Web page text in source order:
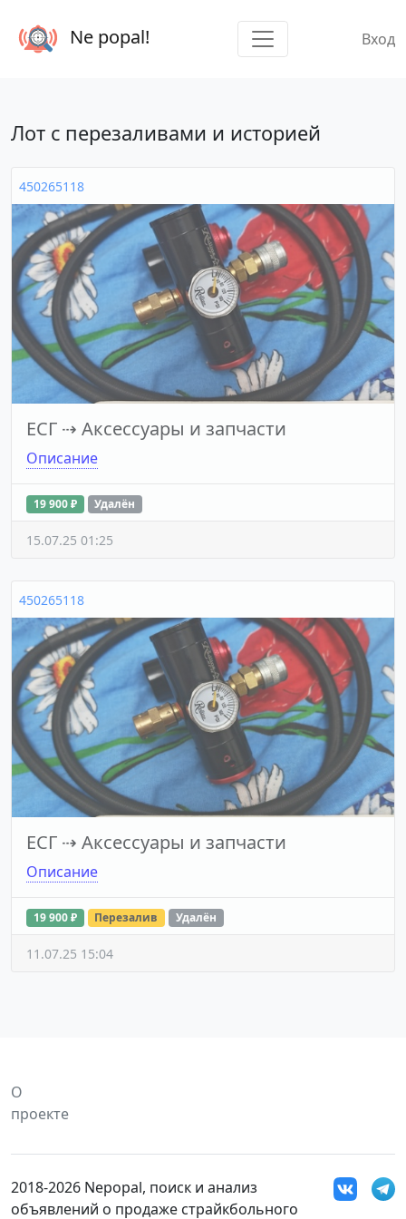
Ne popal! Вход
Лот с перезаливами и историей
450265118
ЕСГ ⇢ Аксессуары и запчасти
Описание
19 900 ₽ Удалён
15.07.25 01:25
450265118
ЕСГ ⇢ Аксессуары и запчасти
Описание
19 900 ₽ Перезалив Удалён
11.07.25 15:04
О
проекте
2018-2026 Nepopal, поиск и анализ
объявлений о продаже страйкбольного